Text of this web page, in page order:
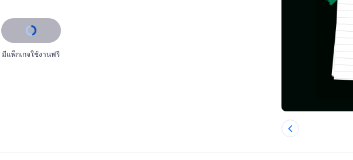
มีแพ็กเกจใช้งานฟรี